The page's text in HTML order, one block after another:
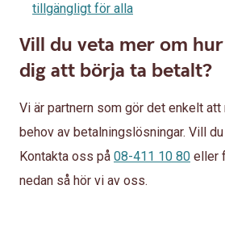
tillgängligt för alla
Vill du veta mer om
dig att börja ta betalt?
Vi är partnern som gör det enkelt
behov av betalningslösningar. Vill
Kontakta oss på 08-411 10 80 eller
nedan så hör vi av oss.